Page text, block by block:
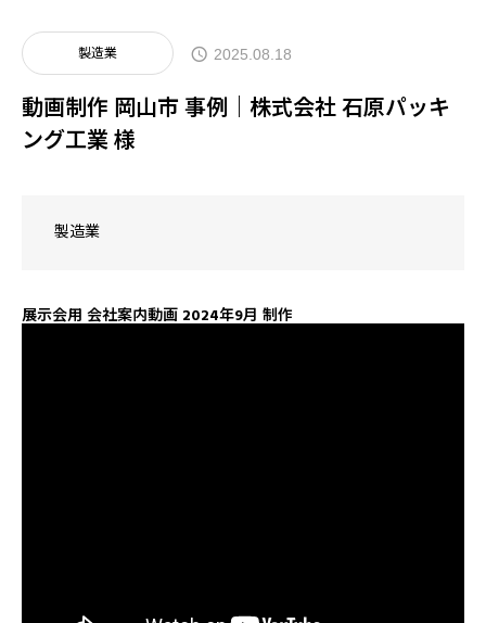
製造業 2025.08.18
動画制作 岡山市 事例｜株式会社 石原パッキ
ング工業 様
製造業
展示会用 会社案内動画 2024年9月 制作